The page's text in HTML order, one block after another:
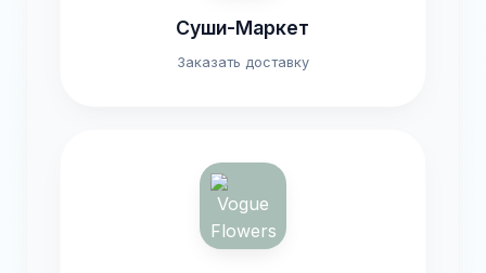
Суши-Маркет
Заказать доставку